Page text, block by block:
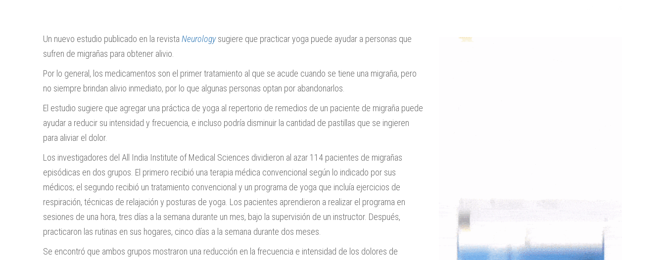
Un nuevo estudio publicado en la revista Neurologysugiere que practicar yoga puede ayudar a personas que
sufren de migrañas para obtener alivio.
Por lo general, los medicamentos son el primer tratamiento al que se acude cuando se tiene una migraña, pero
no siempre brindan alivio inmediato, por lo que algunas personas optan por abandonarlos.
El estudio sugiere que agregar una práctica de yoga al repertorio de remedios de un paciente de migraña puede
ayudar a reducir su intensidad y frecuencia, e incluso podría disminuir la cantidad de pastillas que se ingieren
para aliviar el dolor.
Los investigadores del All India Institute of Medical Sciences dividieron al azar 114 pacientes de migrañas
episódicas en dos grupos. El primero recibió una terapia médica convencional según lo indicado por sus
médicos; el segundo recibió un tratamiento convencional y un programa de yoga que incluía ejercicios de
respiración, técnicas de relajación y posturas de yoga. Los pacientes aprendieron a realizar el programa en
sesiones de una hora, tres días a la semana durante un mes, bajo la supervisión de un instructor. Después,
practicaron las rutinas en sus hogares, cinco días a la semana durante dos meses.
Se encontró que ambos grupos mostraron una reducción en la frecuencia e intensidad de los dolores de